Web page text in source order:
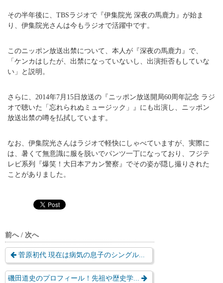
その半年後に、TBSラジオで『伊集院光 深夜の馬鹿力』が始ま
り、伊集院光さんは今もラジオで活躍中です。
このニッポン放送出禁について、本人が『深夜の馬鹿力』で、
「ケンカはしたが、出禁になっていないし、出演拒否もしていな
い」と説明。
さらに、2014年7月15日放送の『ニッポン放送開局60周年記念 ラジ
オで聴いた「忘れられぬミュージック」』にも出演し、ニッポン
放送出禁の噂を払拭しています。
なお、伊集院光さんはラジオで軽快にしゃべていますが、実際に
は、暑くて無意識に服を脱いでパンツ一丁になっており、フジテ
レビ系列『爆笑！大日本アカン警察』でその姿が隠し撮りされた
ことがありました。
前へ / 次へ
菅原初代 現在は病気の息子のシングル...
磯田道史のプロフィール！先祖や歴史学...